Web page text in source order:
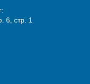
6, стр. 1